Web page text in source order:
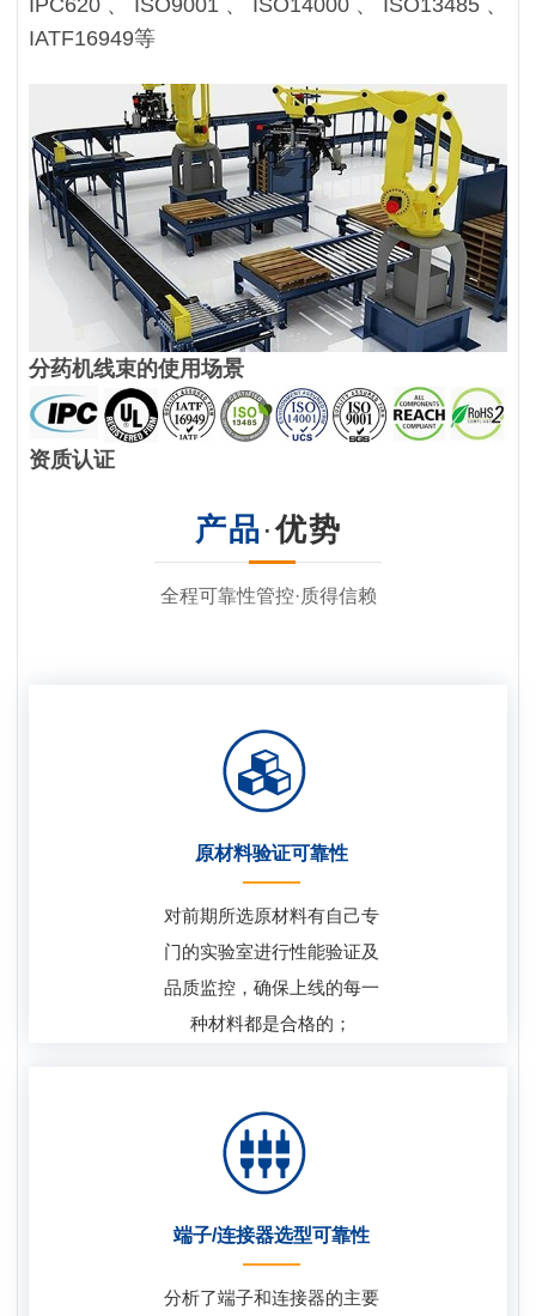
IPC620、ISO9001、ISO14000、ISO13485、
IATF16949等
分药机线束的使用场景
资质认证
产品·优势
全程可靠性管控·质得信赖
原材料验证可靠性
对前期所选原材料有自己专
门的实验室进行性能验证及
品质监控，确保上线的每一
种材料都是合格的；
端子/连接器选型可靠性
分析了端子和连接器的主要